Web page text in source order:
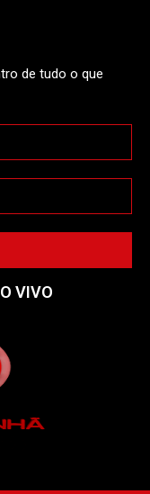
de tudo o que
VIVO